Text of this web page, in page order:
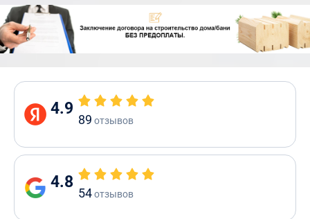
4.9
89 отзывов
4.8
54отзывов